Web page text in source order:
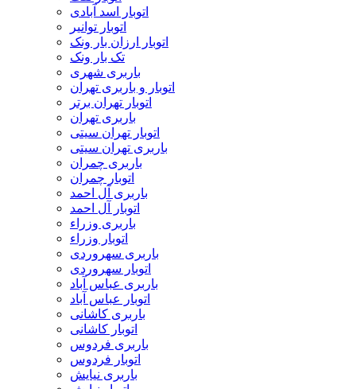
اتوبار اسد آبادی
اتوبار توانیر
اتوبار ارزان بار ونک
تک بار ونک
باربری شهری
اتوبار و باربری تهران
اتوبار تهران برتر
باربری تهران
اتوبار تهران سیتی
باربری تهران سیتی
باربری چمران
اتوبار چمران
باربری آل احمد
اتوبار آل احمد
باربری وزراء
اتوبار وزراء
باربری سهروردی
اتوبار سهروردی
باربری عباس آباد
اتوبار عباس آباد
باربری کاشانی
اتوبار کاشانی
باربری فردوس
اتوبار فردوس
باربری نیایش